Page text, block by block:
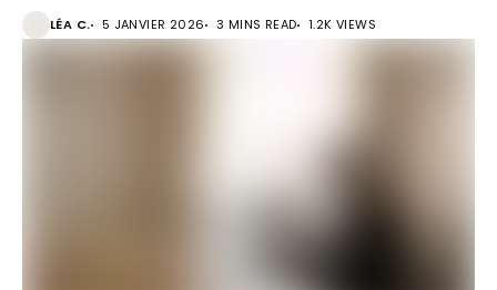
LÉA C. 5 JANVIER 2026 3 MINS READ 1.2K VIEWS